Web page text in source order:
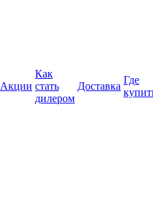
Акции
Как
стать
дилером
Доставка
Где